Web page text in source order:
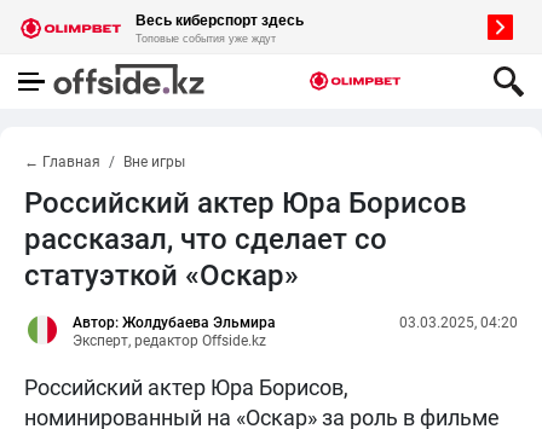
← Главная Вне игры
Российский актер Юра Борисов
рассказал, что сделает со
статуэткой «Оскар»
Автор: Жолдубаева Эльмира
Эксперт, редактор Offside.kz
03.03.2025, 04:20
Российский актер Юра Борисов,
номинированный на «Оскар» за роль в фильме